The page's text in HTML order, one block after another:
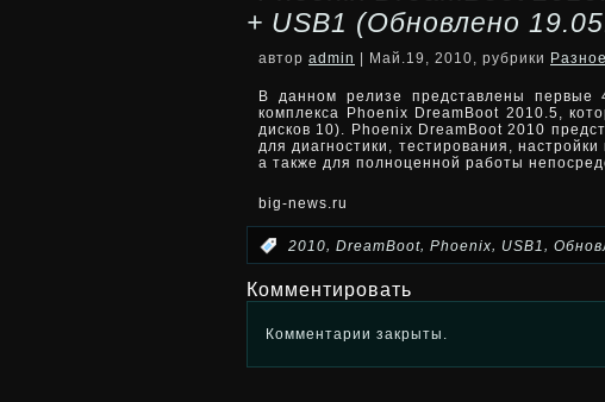
+ USB1 (Обновлено
автор admin | Май.19, 2010, рубрики Разное
В данном релизе представлены первые
комплекса Phoenix DreamBoot 2010.5,
дисков 10). Phoenix DreamBoot 2010
для диагностики, тестирования, настройки
а также для полноценной работы
big-news.ru
2010, DreamBoot, Phoenix, USB1,
Комментировать
Комментарии закрыты.